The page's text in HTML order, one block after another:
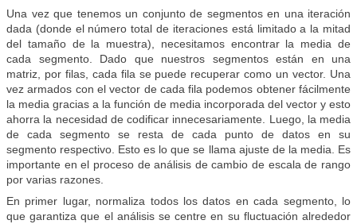
Una vez que tenemos un conjunto de segmentos en una iteración
dada (donde el número total de iteraciones está limitado a la mitad
del tamaño de la muestra), necesitamos encontrar la media de
cada segmento. Dado que nuestros segmentos están en una
matriz, por filas, cada fila se puede recuperar como un vector. Una
vez armados con el vector de cada fila podemos obtener fácilmente
la media gracias a la función de media incorporada del vector y esto
ahorra la necesidad de codificar innecesariamente. Luego, la media
de cada segmento se resta de cada punto de datos en su
segmento respectivo. Esto es lo que se llama ajuste de la media. Es
importante en el proceso de análisis de cambio de escala de rango
por varias razones.
En primer lugar, normaliza todos los datos en cada segmento, lo
que garantiza que el análisis se centre en su fluctuación alrededor